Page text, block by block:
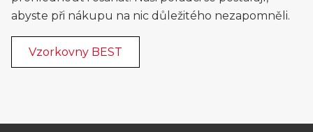
abyste při nákupu na nic důležitého nezapomněli.
Vzorkovny BEST